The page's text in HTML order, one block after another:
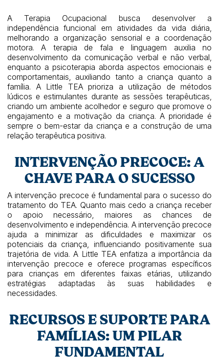
A Terapia Ocupacional busca desenvolver a
independência funcional em atividades da vida diária,
melhorando a organização sensorial e a coordenação
motora. A terapia de fala e linguagem auxilia no
desenvolvimento da comunicação verbal e não verbal,
enquanto a psicoterapia aborda aspectos emocionais e
comportamentais, auxiliando tanto a criança quanto a
família. A Little TEA prioriza a utilização de métodos
lúdicos e estimulantes durante as sessões terapêuticas,
criando um ambiente acolhedor e seguro que promove o
engajamento e a motivação da criança. A prioridade é
sempre o bem-estar da criança e a construção de uma
relação terapêutica positiva.
INTERVENÇÃO PRECOCE: A
CHAVE PARA O SUCESSO
A intervenção precoce é fundamental para o sucesso do
tratamento do TEA. Quanto mais cedo a criança receber
o apoio necessário, maiores as chances de
desenvolvimento e independência. A intervenção precoce
ajuda a minimizar as dificuldades e maximizar os
potenciais da criança, influenciando positivamente sua
trajetória de vida. A Little TEA enfatiza a importância da
intervenção precoce e oferece programas específicos
para crianças em diferentes faixas etárias, utilizando
estratégias adaptadas às suas habilidades e
necessidades.
RECURSOS E SUPORTE PARA
FAMÍLIAS: UM PILAR
FUNDAMENTAL